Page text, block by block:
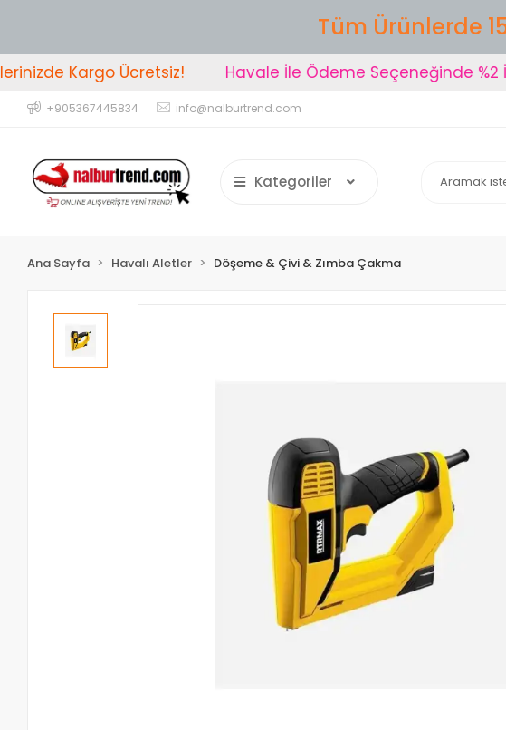
Tüm Ürünlerde
Kargo Ücretsiz! Havale İle Ödeme Seçeneğinde %2
+905367445834 info@nalburtrend.com
Kategoriler
Ana Sayfa Havalı Aletler Döşeme & Çivi & Zımba Çakma